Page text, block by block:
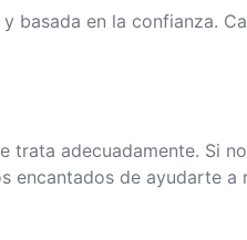
basada en la confianza.
trata adecuadamente. Si
encantados de ayudarte a